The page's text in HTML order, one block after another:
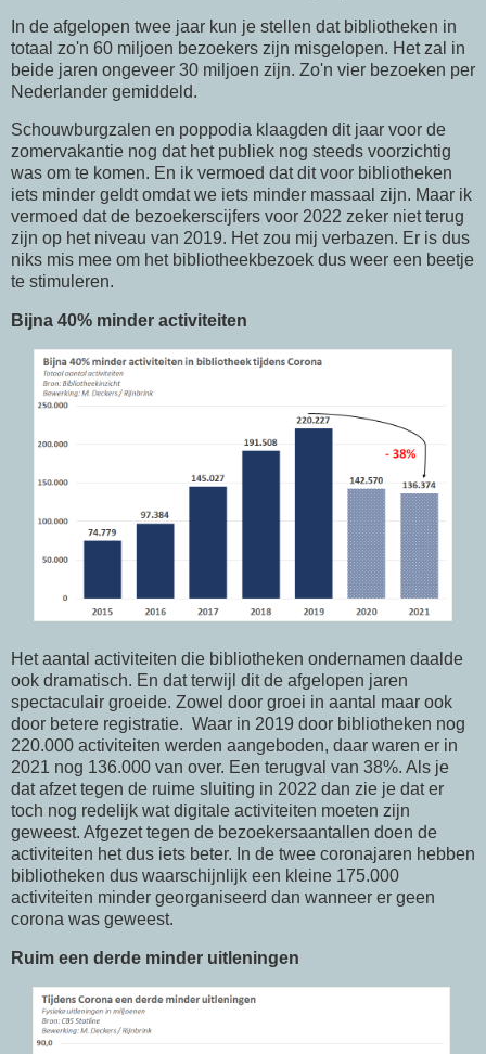
In de afgelopen twee jaar kun je stellen dat bibliotheken in
totaal zo'n 60 miljoen bezoekers zijn misgelopen. Het zal in
beide jaren ongeveer 30 miljoen zijn. Zo'n vier bezoeken per
Nederlander gemiddeld.
Schouwburgzalen en poppodia klaagden dit jaar voor de
zomervakantie nog dat het publiek nog steeds voorzichtig
was om te komen. En ik vermoed dat dit voor bibliotheken
iets minder geldt omdat we iets minder massaal zijn. Maar ik
vermoed dat de bezoekerscijfers voor 2022 zeker niet terug
zijn op het niveau van 2019. Het zou mij verbazen. Er is dus
niks mis mee om het bibliotheekbezoek dus weer een beetje
te stimuleren.
Bijna 40% minder activiteiten
Het aantal activiteiten die bibliotheken ondernamen daalde
ook dramatisch. En dat terwijl dit de afgelopen jaren
spectaculair groeide. Zowel door groei in aantal maar ook
door betere registratie. Waar in 2019 door bibliotheken nog
220.000 activiteiten werden aangeboden, daar waren er in
2021 nog 136.000 van over. Een terugval van 38%. Als je
dat afzet tegen de ruime sluiting in 2022 dan zie je dat er
toch nog redelijk wat digitale activiteiten moeten zijn
geweest. Afgezet tegen de bezoekersaantallen doen de
activiteiten het dus iets beter. In de twee coronajaren hebben
bibliotheken dus waarschijnlijk een kleine 175.000
activiteiten minder georganiseerd dan wanneer er geen
corona was geweest.
Ruim een derde minder uitleningen